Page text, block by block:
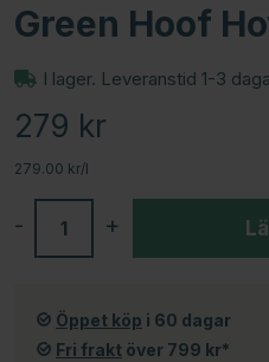
Green Hoof
I lager. Leveranstid 1-3
279 kr
279.00 kr/l
+
-
Öppet köp i 60 dagar
Fri frakt över 799 kr*